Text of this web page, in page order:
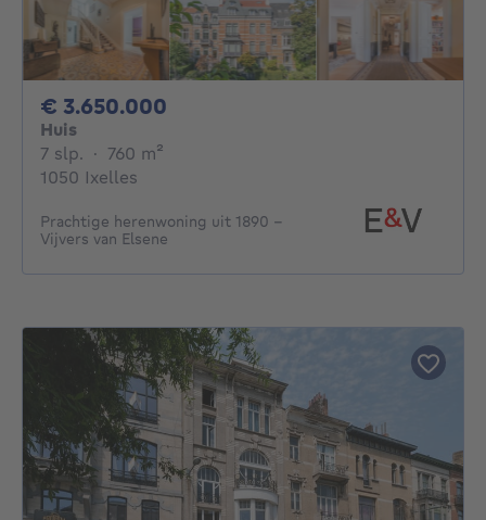
€ 3.650.000
Huis
7 slp. 7 slaapkamers
· 760 m²
1050 Ixelles
Prachtige herenwoning uit 1890 –
Vijvers van Elsene